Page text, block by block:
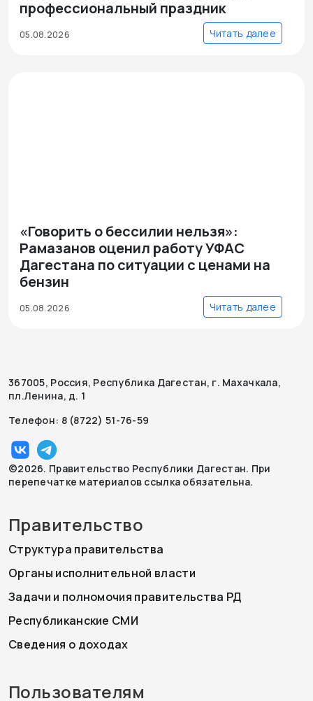
профессиональный праздник
05.08.2026 Читать далее
«Говорить о бессилии нельзя»:
Рамазанов оценил работу УФАС
Дагестана по ситуации с ценами на
бензин
05.08.2026 Читать далее
367005, Россия, Республика Дагестан, г. Махачкала,
пл.Ленина, д. 1
Телефон: 8 (8722) 51-76-59
©2026. Правительство Республики Дагестан. При
перепечатке материалов ссылка обязательна.
Правительство
Структура правительства
Органы исполнительной власти
Задачи и полномочия правительства РД
Республиканские СМИ
Сведения о доходах
Пользователям